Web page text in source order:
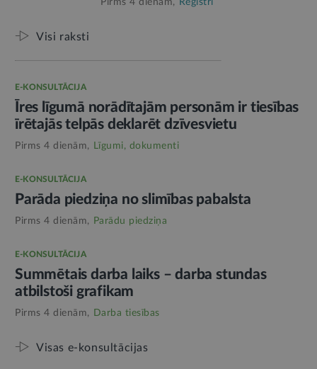
Visi raksti
E-KONSULTĀCIJA
Īres līgumā norādītajām personām ir tiesības
īrētajās telpās deklarēt dzīvesvietu
Pirms 4 dienām, Līgumi, dokumenti
E-KONSULTĀCIJA
Parāda piedziņa no slimības pabalsta
Pirms 4 dienām, Parādu piedziņa
E-KONSULTĀCIJA
Summētais darba laiks – darba stundas
atbilstoši grafikam
Pirms 4 dienām, Darba tiesības
Visas e-konsultācijas